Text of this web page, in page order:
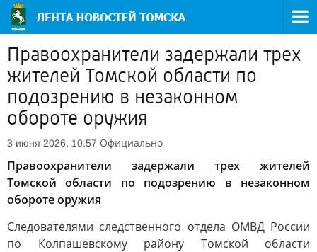
Правоохранители задержали трех
жителей Томской области по
подозрению в незаконном
обороте оружия
3 июня 2026, 10:57 Официально
Правоохранители задержали трех жителей
Томской области по подозрению в незаконном
обороте оружия
Следователями следственного отдела ОМВД России
по Колпашевскому району Томской области